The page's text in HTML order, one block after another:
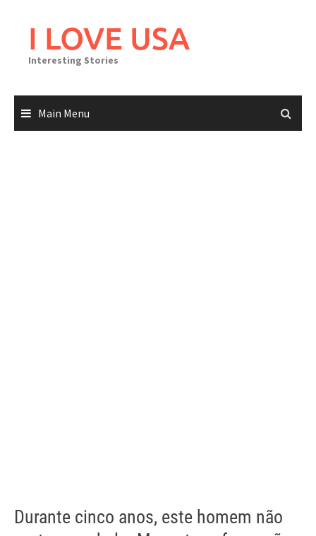
I LOVE USA
Interesting Stories
Main Menu
Durante cinco anos, este homem não